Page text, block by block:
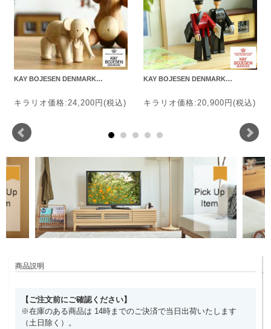
KAY BOJESEN DENMARK…
キラリオ価格:24,200円(税込)
KAY BOJESEN DENMARK…
キラリオ価格:20,900円(税込)
商品説明
【ご注文前にご確認ください】
※在庫のある商品は 14時までのご決済で当日出荷いたします
（土日除く）。